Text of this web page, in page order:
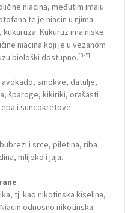
niacina, međutim imaju
te je niacin u njima
Kukuruz ima niske
niacina koji je u vezanom
biološki dostupno.[3-5]
avokado, smokve, datulje,
šparoge, kikiriki, orašasti
i suncokretove
i srce, piletina, riba
mlijeko i jaja.
tj. kao nikotinska kiselina,
odnosno nikotinska